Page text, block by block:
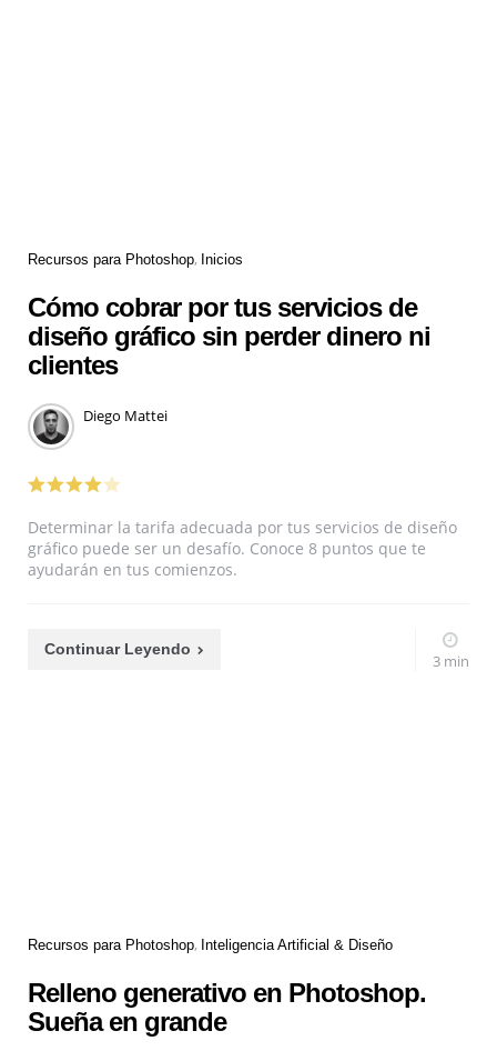
Recursos para Photoshop Inicios
Cómo cobrar por tus servicios de
diseño gráfico sin perder dinero ni
clientes
Diego Mattei
Determinar la tarifa adecuada por tus servicios de diseño
gráfico puede ser un desafío. Conoce 8 puntos que te
ayudarán en tus comienzos.
Continuar Leyendo
3 min
Recursos para Photoshop Inteligencia Artificial & Diseño
Relleno generativo en Photoshop.
Sueña en grande